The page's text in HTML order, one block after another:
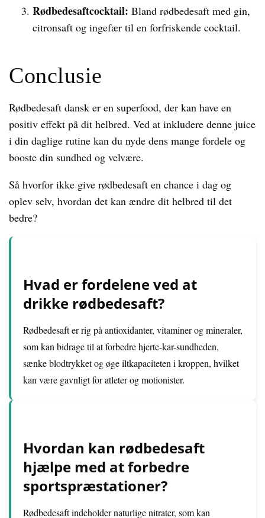
Rødbedesaftcocktail: Bland rødbedesaft med gin,
citronsaft og ingefær til en forfriskende cocktail.
Conclusie
Rødbedesaft dansk er en superfood, der kan have en
positiv effekt på dit helbred. Ved at inkludere denne juice
i din daglige rutine kan du nyde dens mange fordele og
booste din sundhed og velvære.
Så hvorfor ikke give rødbedesaft en chance i dag og
oplev selv, hvordan det kan ændre dit helbred til det
bedre?
Hvad er fordelene ved at
drikke rødbedesaft?
Rødbedesaft er rig på antioxidanter, vitaminer og mineraler,
som kan bidrage til at forbedre hjerte-kar-sundheden,
sænke blodtrykket og øge iltkapaciteten i kroppen, hvilket
kan være gavnligt for atleter og motionister.
Hvordan kan rødbedesaft
hjælpe med at forbedre
sportspræstationer?
Rødbedesaft indeholder naturlige nitrater, som kan